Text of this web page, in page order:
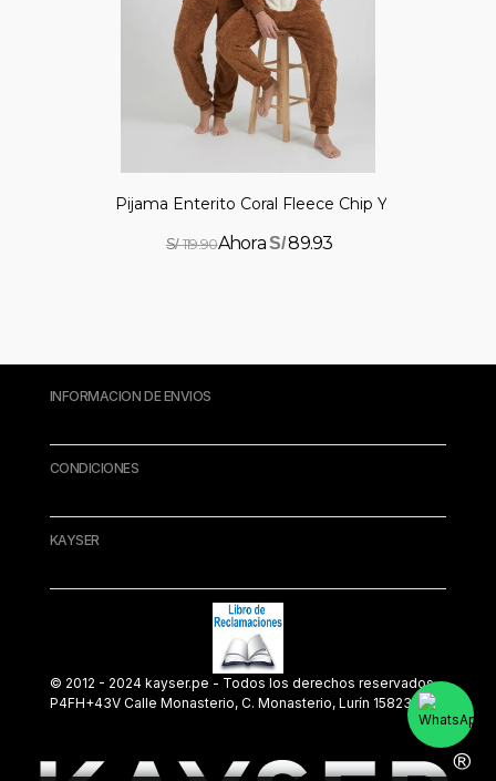
Pijama Enterito Coral Fleece Chip Y Dale
S/119.90 S/89.93
INFORMACION DE ENVIOS
CONDICIONES
KAYSER
© 2012 - 2024 kayser.pe - Todos los derechos reservados.
P4FH+43V Calle Monasterio, C. Monasterio, Lurín 15823